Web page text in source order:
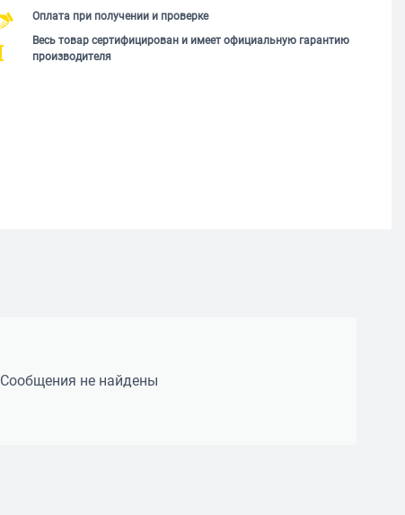
Оплата при получении и проверке
Весь товар сертифицирован и имеет официальную гарантию
производителя
Сообщения не найдены